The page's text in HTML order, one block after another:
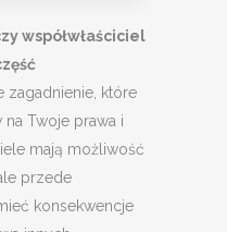
współwłaściciel
zagadnienie, które
Twoje prawa i
mają możliwość
przede
konsekwencje